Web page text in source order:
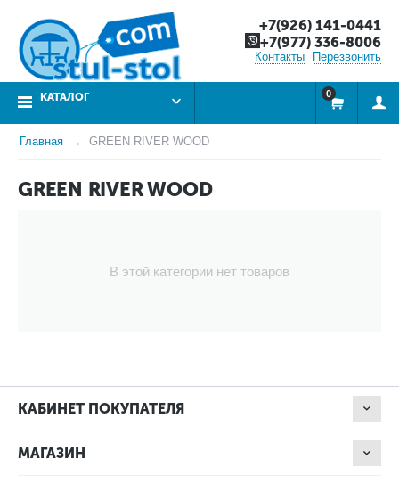
+7(926) 141-0441
+7(977) 336-8006
Контакты Перезвонить
КАТАЛОГ 0
Главная GREEN RIVER WOOD
GREEN RIVER WOOD
В этой категории нет товаров
КАБИНЕТ ПОКУПАТЕЛЯ
МАГАЗИН